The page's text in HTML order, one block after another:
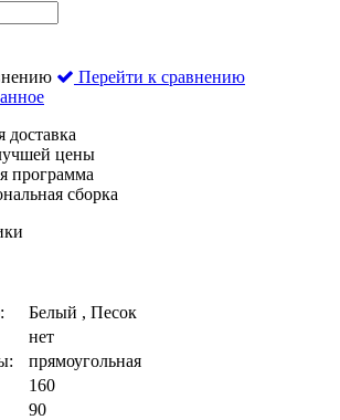
Перейти к сравнению
доставка
цены
программа
сборка
Белый , Песок
нет
прямоугольная
160
90